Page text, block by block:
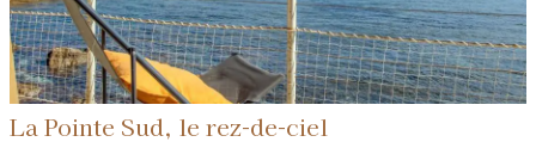
La Pointe Sud, le rez-de-ciel